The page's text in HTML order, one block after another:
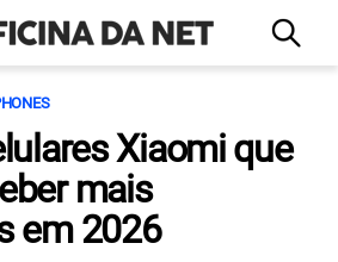
Xiaomi que
mais
em 2026